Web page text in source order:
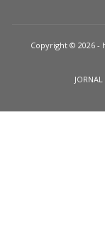
em dinheiro para
cartão de crédito,
avise pelo formulário
ressaltar que essas
Copyright © 2026